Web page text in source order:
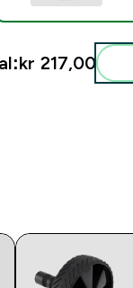
kr 217,00‎